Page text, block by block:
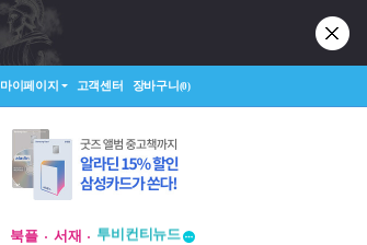
마이페이지 고객센터 장바구니(0)
북플 서재
창작플랫폼